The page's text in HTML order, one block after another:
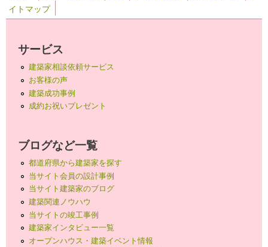
イトマップ
サービス
建築家相談依頼サービス
お客様の声
建築成功事例
成約お祝いプレゼント
ブログなど一覧
都道府県から建築家を探す
当サイト会員の設計事例
当サイト建築家のブログ
建築関連ノウハウ
当サイトの竣工事例
建築家インタビュー一覧
オープンハウス・建築イベント情報